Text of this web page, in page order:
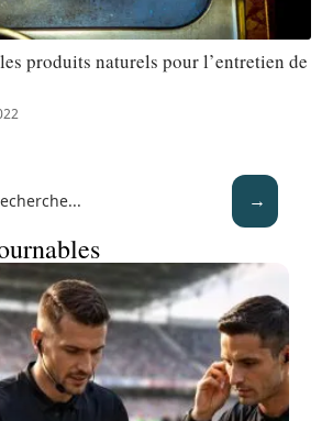
produits naturels pour l’entretien de